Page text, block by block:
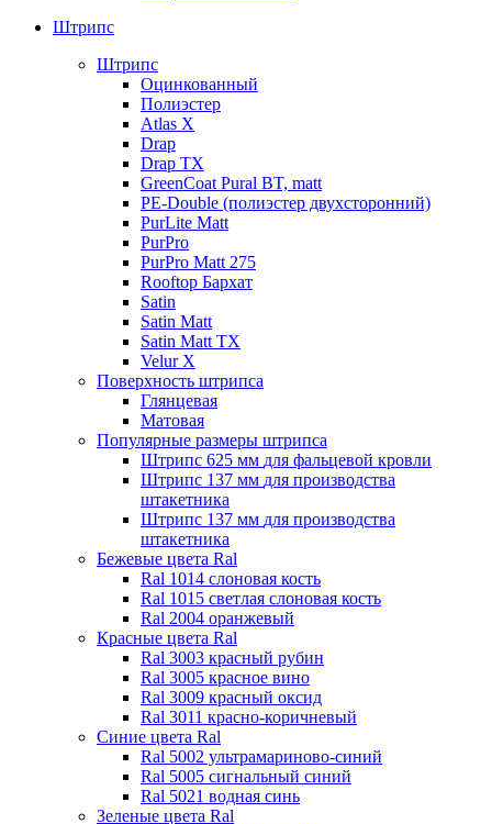
Штрипс
Штрипс
Оцинкованный
Полиэстер
Atlas X
Drap
Drap TX
GreenCoat Pural BT, matt
PE-Double (полиэстер двухсторонний)
PurLite Мatt
PurPro
PurPro Matt 275
Rooftop Бархат
Satin
Satin Мatt
Satin Matt TX
Velur X
Поверхность штрипса
Глянцевая
Матовая
Популярные размеры штрипса
Штрипс 625 мм для фальцевой кровли
Штрипс 137 мм для производства
штакетника
Штрипс 137 мм для производства
штакетника
Бежевые цвета Ral
Ral 1014 слоновая кость
Ral 1015 светлая слоновая кость
Ral 2004 оранжевый
Красные цвета Ral
Ral 3003 красный рубин
Ral 3005 красное вино
Ral 3009 красный оксид
Ral 3011 красно-коричневый
Синие цвета Ral
Ral 5002 ультрамариново-синий
Ral 5005 сигнальный синий
Ral 5021 водная синь
Зеленые цвета Ral